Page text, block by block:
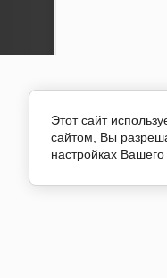
Этот сайт
сайтом, Вы
настройках Вашего